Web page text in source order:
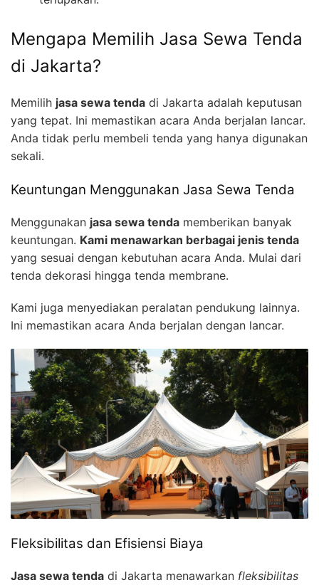
Mengapa Memilih Jasa Sewa Tenda
di Jakarta?
Memilih jasa sewa tenda di Jakarta adalah keputusan
yang tepat. Ini memastikan acara Anda berjalan lancar.
Anda tidak perlu membeli tenda yang hanya digunakan
sekali.
Keuntungan Menggunakan Jasa Sewa Tenda
Menggunakan jasa sewa tenda memberikan banyak
keuntungan. Kami menawarkan berbagai jenis tenda
yang sesuai dengan kebutuhan acara Anda. Mulai dari
tenda dekorasi hingga tenda membrane.
Kami juga menyediakan peralatan pendukung lainnya.
Ini memastikan acara Anda berjalan dengan lancar.
Fleksibilitas dan Efisiensi Biaya
Jasa sewa tenda di Jakarta menawarkan fleksibilitas